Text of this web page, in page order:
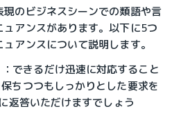
現のビジネスシーンでの類語や言
アンスがあります。以下に5つ
アンスについて説明します。
：できるだけ迅速に対応すること
ちつつもしっかりとした要求を
返答いただけますでしょう